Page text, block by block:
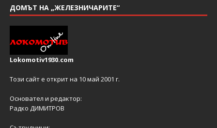
ДОМЪТ НА „ЖЕЛЕЗНИЧАРИТЕ“
Lokomotiv1930.com
Този сайт е открит на 10 май 2001 г.
Основател и редактор:
Радко ДИМИТРОВ